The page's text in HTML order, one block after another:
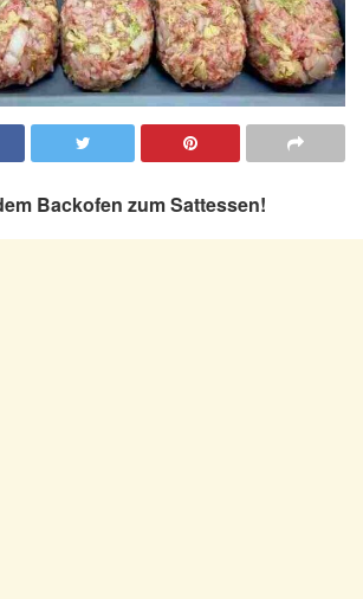
Backofen zum Sattessen!